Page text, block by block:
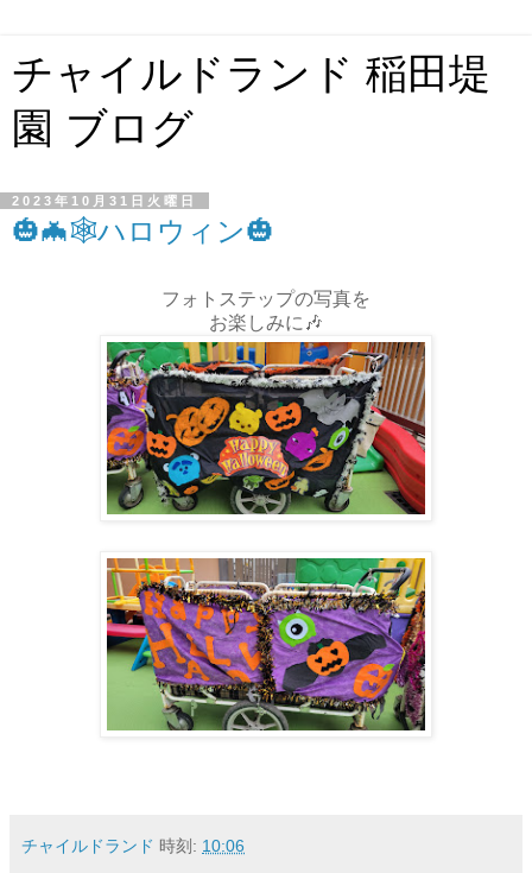
チャイルドランド 稲田堤
園 ブログ
2023年10月31日火曜日
🎃🦇🕸ハロウィン🎃
フォトステップの写真を
お楽しみに🎶
チャイルドランド 時刻: 10:06